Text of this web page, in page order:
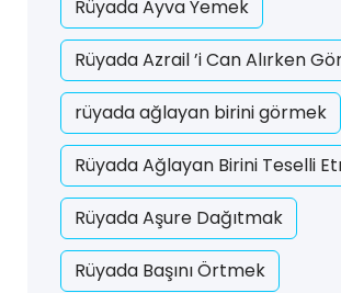
Rüyada Ayva Yemek
Rüyada Azrail ’i Can Alırken
rüyada ağlayan birini görmek
Rüyada Ağlayan Birini Teselli
Rüyada Aşure Dağıtmak
Rüyada Başını Örtmek